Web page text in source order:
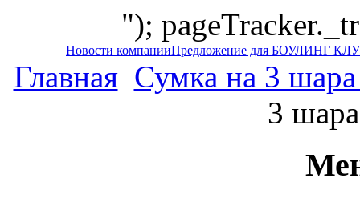
");
Новости компанииПредложение для БОУЛИНГ
Главная Сумка на 3
3